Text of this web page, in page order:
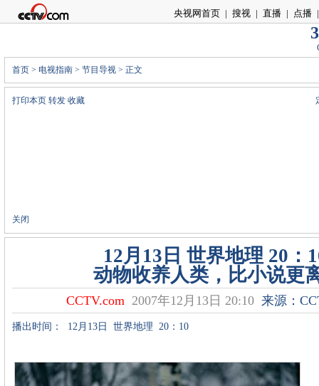
央视网首页 | 搜视 | 直播 | 点播 |
首页 > 电视指南 > 节目导视 > 正文
打印本页 转发 收藏
关闭
12月13日 世界地理 20：
动物收养人类，比小说更
CCTV.com 2007年12月13日 20:10来源：
播出时间： 12月13日 世界地理 20：10